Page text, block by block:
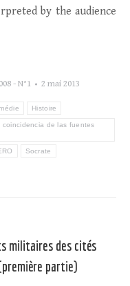
by the audience
- N°1 2 mai 2013
Histoire
de las fuentes
Socrate
militaires des cités
partie)